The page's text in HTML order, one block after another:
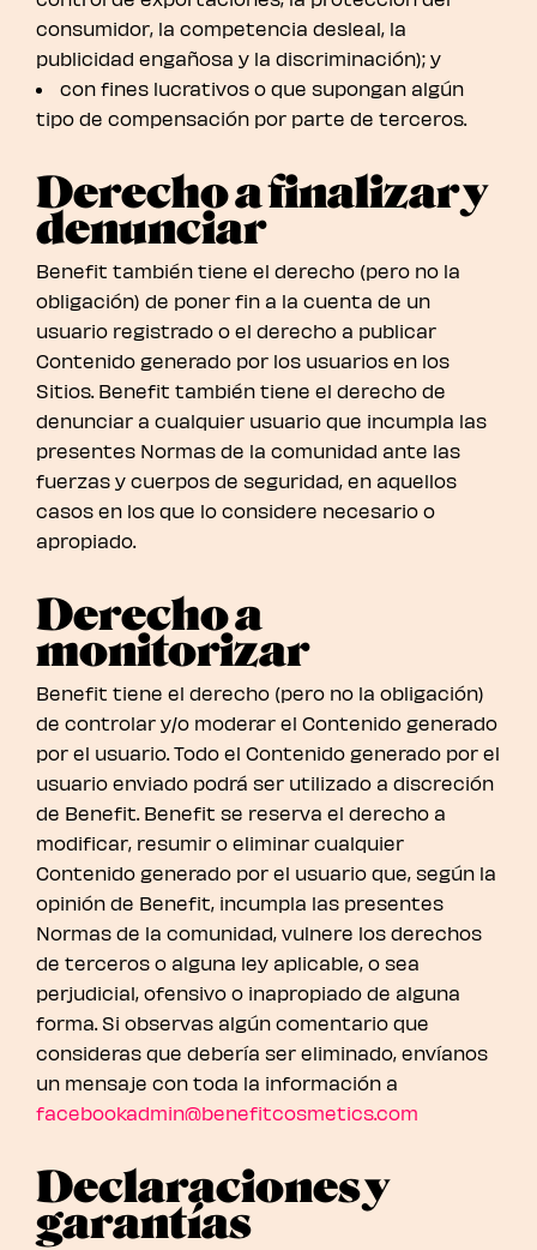
consumidor, la competencia desleal, la
publicidad engañosa y la discriminación); y
con fines lucrativos o que supongan algún
tipo de compensación por parte de terceros.
Derecho a finalizar y
denunciar
Benefit también tiene el derecho (pero no la
obligación) de poner fin a la cuenta de un
usuario registrado o el derecho a publicar
Contenido generado por los usuarios en los
Sitios. Benefit también tiene el derecho de
denunciar a cualquier usuario que incumpla las
presentes Normas de la comunidad ante las
fuerzas y cuerpos de seguridad, en aquellos
casos en los que lo considere necesario o
apropiado.
Derecho a
monitorizar
Benefit tiene el derecho (pero no la obligación)
de controlar y/o moderar el Contenido generado
por el usuario. Todo el Contenido generado por el
usuario enviado podrá ser utilizado a discreción
de Benefit. Benefit se reserva el derecho a
modificar, resumir o eliminar cualquier
Contenido generado por el usuario que, según la
opinión de Benefit, incumpla las presentes
Normas de la comunidad, vulnere los derechos
de terceros o alguna ley aplicable, o sea
perjudicial, ofensivo o inapropiado de alguna
forma. Si observas algún comentario que
consideras que debería ser eliminado, envíanos
un mensaje con toda la información a
facebookadmin@benefitcosmetics.com
Declaraciones y
garantías